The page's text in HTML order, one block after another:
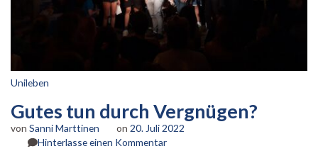
Unileben
Gutes tun durch Vergnügen?
von Sanni Marttinen on 20. Juli 2022
Hinterlasse einen Kommentarzu